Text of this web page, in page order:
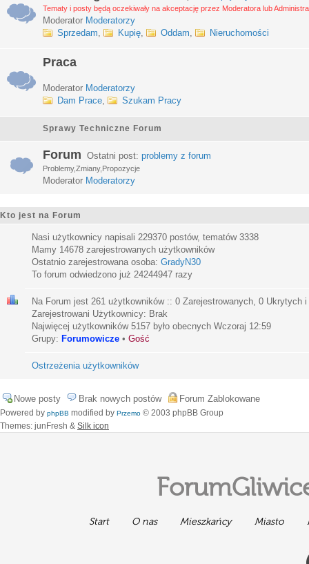
Tematy i posty będą oczekiwały na akceptację przez Moderatora lub
Moderator Moderatorzy
Sprzedam, Kupię, Oddam, Nieruchomości
Praca
Moderator Moderatorzy
Dam Prace, Szukam Pracy
Sprawy Techniczne Forum
Forum Ostatni post: problemy z forum
Problemy,Zmiany,Propozycje
Moderator Moderatorzy
Kto jest na Forum
Nasi użytkownicy napisali 229370 postów, tematów 3338
Mamy 14678 zarejestrowanych użytkowników
Ostatnio zarejestrowana osoba: GradyN30
To forum odwiedzono już 24244947 razy
Na Forum jest 261 użytkowników :: 0 Zarejestrowanych, 0 Ukrytych
Zarejestrowani Użytkownicy: Brak
Najwięcej użytkowników 5157 było obecnych Wczoraj 12:59
Grupy: Forumowicze • Gość
Ostrzeżenia użytkowników
Nowe posty Brak nowych postów Forum Zablokowane
Powered by phpBB modified by Przemo © 2003 phpBB Group
Themes: junFresh & Silk icon
Start O nas Mieszkańcy Miasto